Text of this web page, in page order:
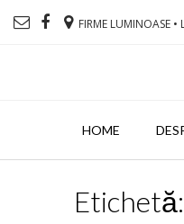
FIRME LUMINOASE
HOME